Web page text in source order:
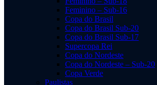
Feminino – Sub-16
Copa do Brasil
Copa do Brasil Sub-20
Copa do Brasil Sub-17
Supercopa Rei
Copa do Nordeste
Copa do Nordeste – Sub-20
Copa Verde
Paulistas